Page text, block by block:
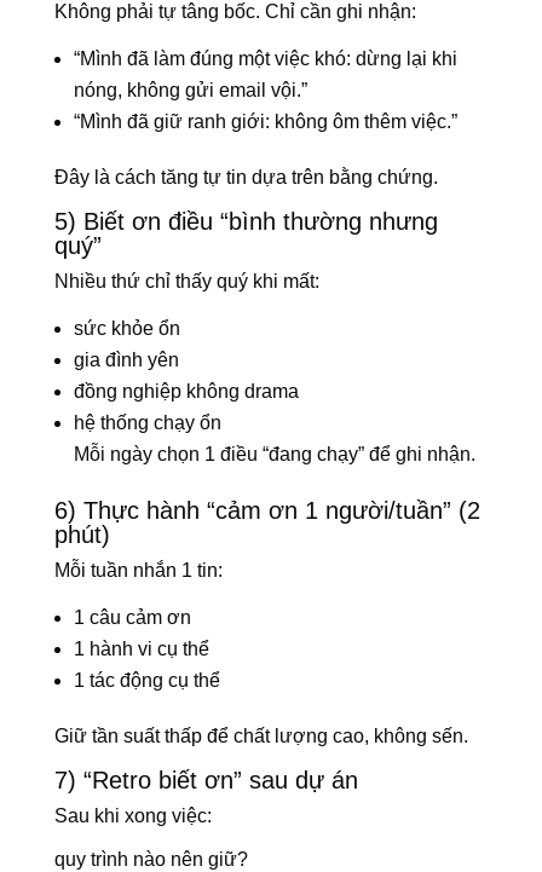
Không phải tự tâng bốc. Chỉ cần ghi nhận:
“Mình đã làm đúng một việc khó: dừng lại khi
nóng, không gửi email vội.”
“Mình đã giữ ranh giới: không ôm thêm việc.”
Đây là cách tăng tự tin dựa trên bằng chứng.
5) Biết ơn điều “bình thường nhưng
quý”
Nhiều thứ chỉ thấy quý khi mất:
sức khỏe ổn
gia đình yên
đồng nghiệp không drama
hệ thống chạy ổn
Mỗi ngày chọn 1 điều “đang chạy” để ghi nhận.
6) Thực hành “cảm ơn 1 người/tuần” (2
phút)
Mỗi tuần nhắn 1 tin:
1 câu cảm ơn
1 hành vi cụ thể
1 tác động cụ thể
Giữ tần suất thấp để chất lượng cao, không sến.
7) “Retro biết ơn” sau dự án
Sau khi xong việc:
quy trình nào nên giữ?